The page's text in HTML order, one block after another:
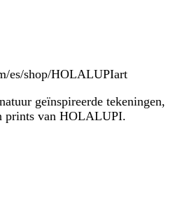
es/shop/HOLALUPIart
geïnspireerde tekeningen,
prints van HOLALUPI.